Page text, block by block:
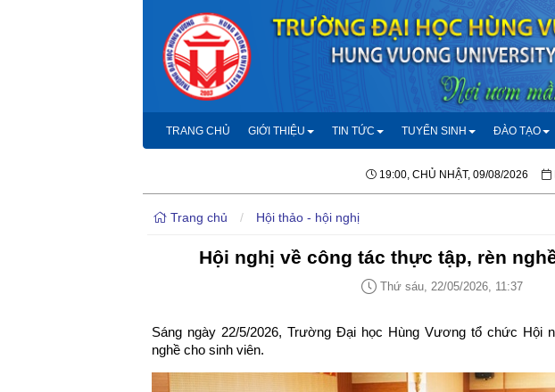
TRANG CHỦ GIỚI THIỆU TIN TỨC TUYỂN SINH ĐÀO TẠO
19:00, CHỦ NHẬT, 09/08/2026
Trang chủ / Hội thảo - hội nghị
Hội nghị về công tác thực tập, rèn
Thứ sáu, 22/05/2026, 11:37
Sáng ngày 22/5/2026, Trường Đại học Hùng Vương tổ chức Hội
nghề cho sinh viên.